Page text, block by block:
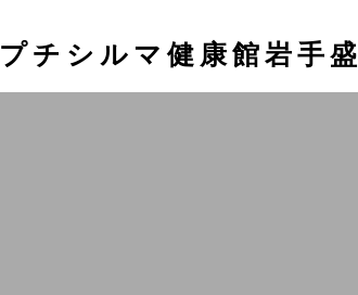
プチシルマ健康館岩手